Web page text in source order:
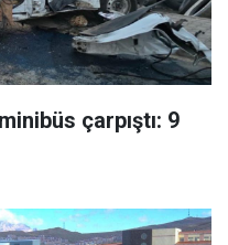
çarpıştı: 9